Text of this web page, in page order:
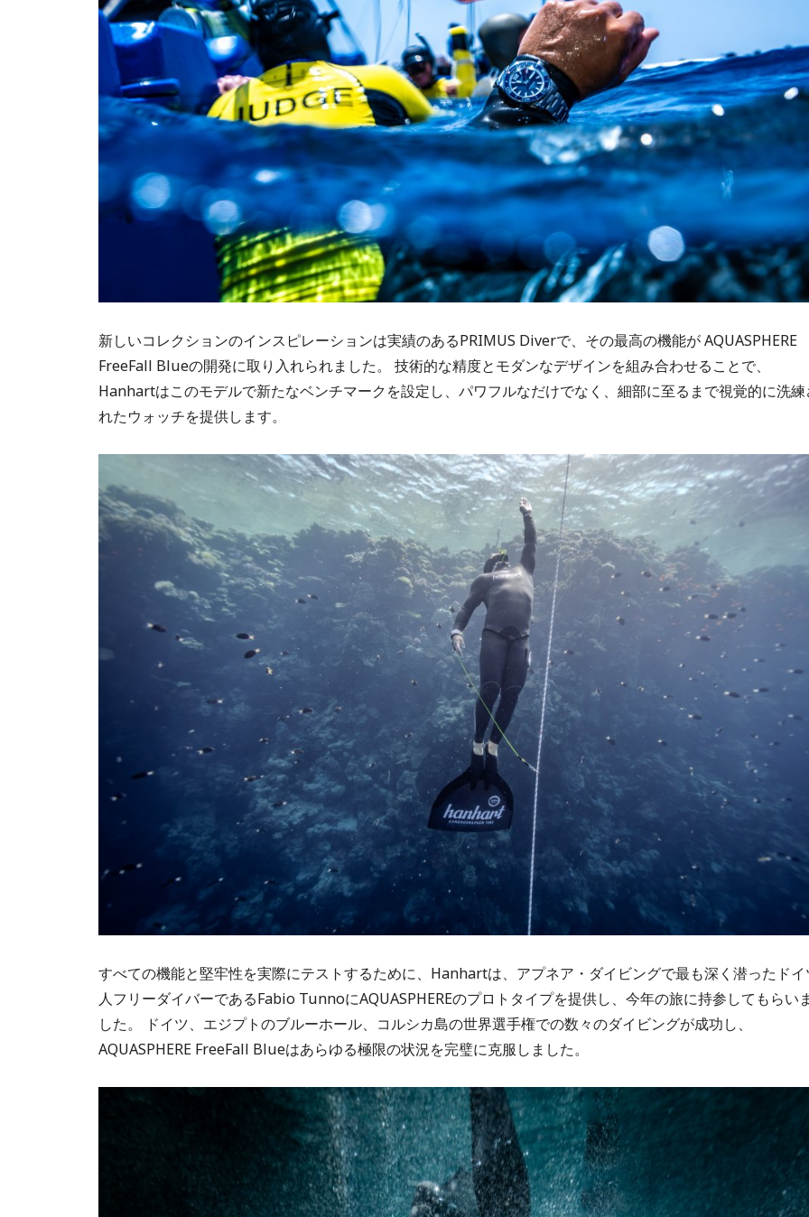
新しいコレクションのインスピレーションは実績のあるPRIMUS Diverで、その最高の機能が AQUASPHERE
FreeFall Blueの開発に取り入れられました。 技術的な精度とモダンなデザインを組み合わせることで、
Hanhartはこのモデルで新たなベンチマークを設定し、パワフルなだけでなく、細部に至るまで視覚的に洗練
れたウォッチを提供します。
すべての機能と堅牢性を実際にテストするために、Hanhartは、アプネア・ダイビングで最も深く潜ったドイ
人フリーダイバーであるFabio TunnoにAQUASPHEREのプロトタイプを提供し、今年の旅に持参してもらい
した。 ドイツ、エジプトのブルーホール、コルシカ島の世界選手権での数々のダイビングが成功し、
AQUASPHERE FreeFall Blueはあらゆる極限の状況を完璧に克服しました。